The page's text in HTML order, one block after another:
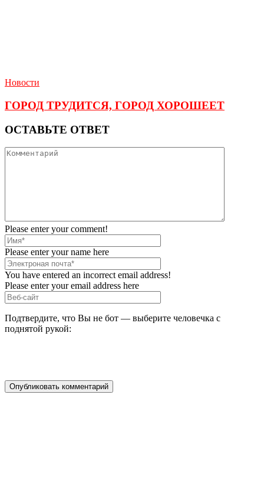
Новости
ГОРОД ТРУДИТСЯ, ГОРОД ХОРОШЕЕТ
ОСТАВЬТЕ ОТВЕТ
Please enter your comment!
Please enter your name here
You have entered an incorrect email address!
Please enter your email address here
Подтвердите, что Вы не бот — выберите человечка с
поднятой рукой: